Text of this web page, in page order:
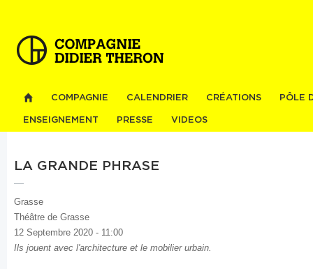
COMPAGNIE CALENDRIER CRÉATIONS PÔLE
ENSEIGNEMENT PRESSE VIDEOS
LA GRANDE PHRASE
Grasse
Théâtre de Grasse
12 Septembre 2020 - 11:00
Ils jouent avec l'architecture et le mobilier urbain.